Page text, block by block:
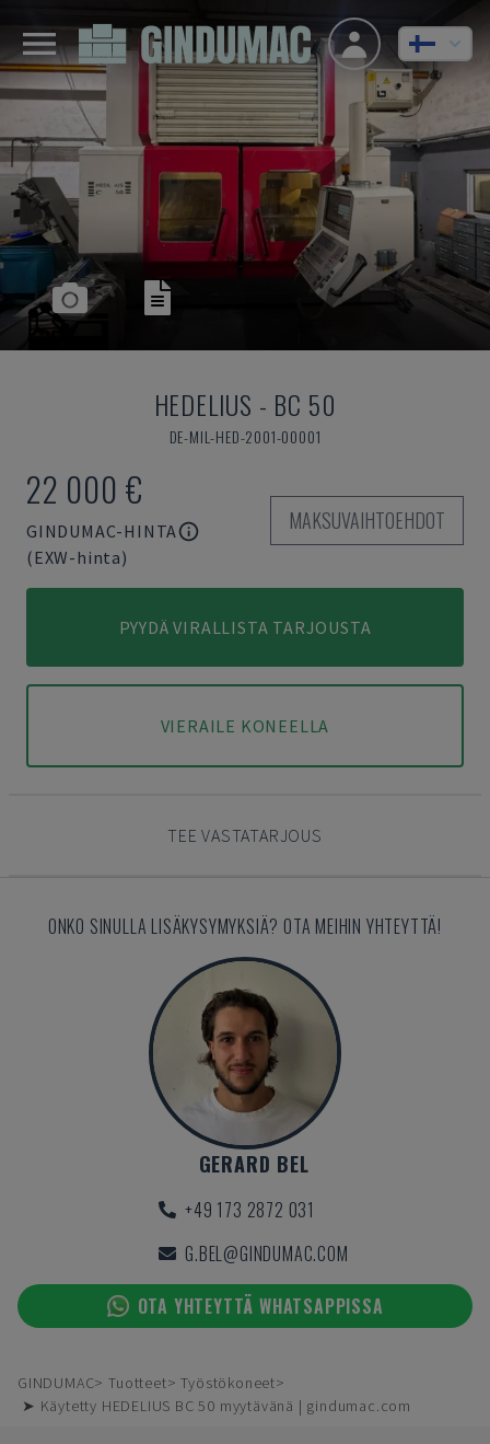
HEDELIUS - BC 50
DE-MIL-HED-2001-00001
22 000 €
GINDUMAC-HINTA
(EXW-hinta)
MAKSUVAIHTOEHDOT
PYYDÄ VIRALLISTA TARJOUSTA
VIERAILE KONEELLA
TEE VASTATARJOUS
ONKO SINULLA LISÄKYSYMYKSIÄ? OTA MEIHIN YHTEYTTÄ!
GERARD BEL
+49 173 2872 031
G.BEL@GINDUMAC.COM
OTA YHTEYTTÄ WHATSAPPISSA
GINDUMAC Tuotteet
Työstökoneet
➤ Käytetty HEDELIUS BC 50 myytävänä | gindumac.com